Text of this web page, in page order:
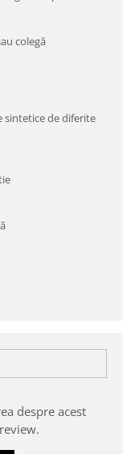
colegă
sintetice de diferite
despre acest